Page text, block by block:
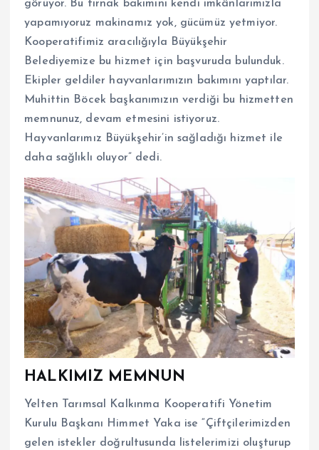
görüyor. Bu tırnak bakımını kendi imkânlarımızla
yapamıyoruz makinamız yok, gücümüz yetmiyor.
Kooperatifimiz aracılığıyla Büyükşehir
Belediyemize bu hizmet için başvuruda bulunduk.
Ekipler geldiler hayvanlarımızın bakımını yaptılar.
Muhittin Böcek başkanımızın verdiği bu hizmetten
memnunuz, devam etmesini istiyoruz.
Hayvanlarımız Büyükşehir’in sağladığı hizmet ile
daha sağlıklı oluyor” dedi.
HALKIMIZ MEMNUN
Yelten Tarımsal Kalkınma Kooperatifi Yönetim
Kurulu Başkanı Himmet Yaka ise “Çiftçilerimizden
gelen istekler doğrultusunda listelerimizi oluşturup